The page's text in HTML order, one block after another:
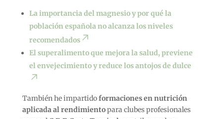
La importancia del magnesio y por qué la
población española no alcanza los niveles
recomendados
El superalimento que mejora la salud, previene
el envejecimiento y reduce los antojos de dulce
También he impartidoformaciones en nutrición
aplicada al rendimientopara clubes profesionales